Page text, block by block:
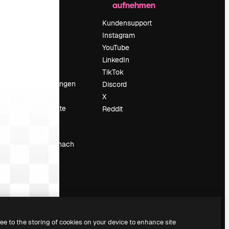
Veranstaltungen
Deine Inhalte
Suchst du nach
aufnehmen
Kundensupport
Instagram
YouTube
LinkedIn
TikTok
Discord
X
Reddit
to the storing of cookies on your device to enhance site